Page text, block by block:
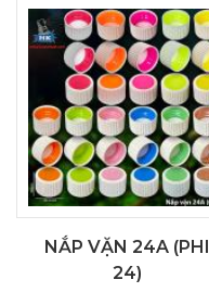
NẮP VẶN 24A (PHI
24)